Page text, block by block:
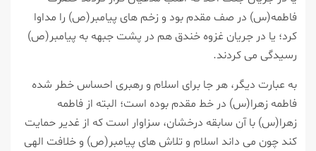
فاطمه(س) در صف مقدم بود و زخم های پیامبر(ص) را مداوا
كرد؛ یا در جریان غزوه خندق هم در پشت جبهه به پیامبر(ص)
رسیدگی می كردند.
به عبارت دیگر، هر جا برای اسلام و رهبری احساس خطر شده
فاطمه زهرا(س) در خط مقدم بوده است؛ البته از فاطمه
زهرا(س) با آن سابقه درخشان، سزاوار است كه از غدیر حمایت
كند چون می داند اسلام و تلاش های پیامبر(ص) و خلافت الهی